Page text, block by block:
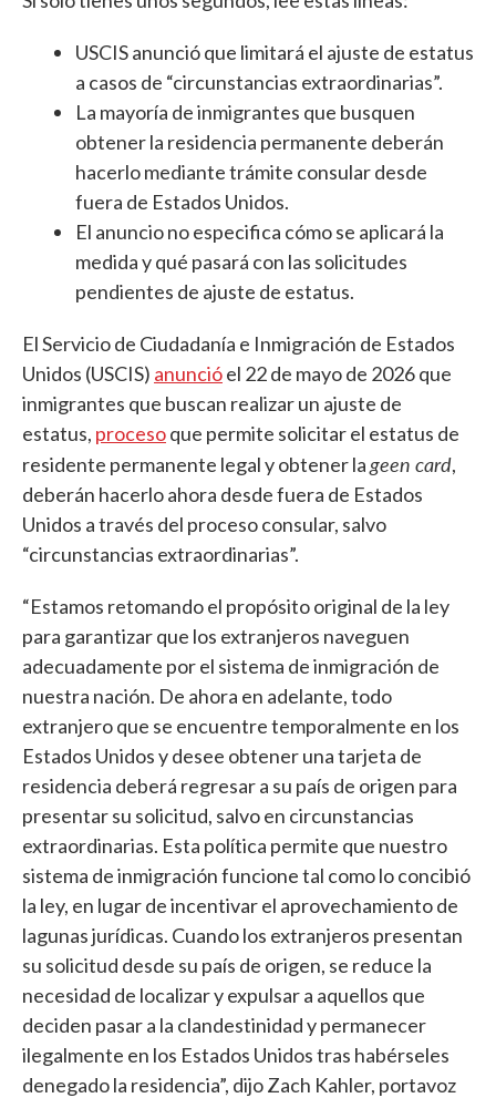
USCIS anunció que limitará el ajuste de estatus
a casos de “circunstancias extraordinarias”.
La mayoría de inmigrantes que busquen
obtener la residencia permanente deberán
hacerlo mediante trámite consular desde
fuera de Estados Unidos.
El anuncio no especifica cómo se aplicará la
medida y qué pasará con las solicitudes
pendientes de ajuste de estatus.
El Servicio de Ciudadanía e Inmigración de Estados
Unidos (USCIS) anuncióel 22 de mayo de 2026 que
inmigrantes que buscan realizar un ajuste de
estatus, procesoque permite solicitar el estatus de
residente permanente legal y obtener lageen card,
deberán hacerlo ahora desde fuera de Estados
Unidos a través del proceso consular, salvo
“circunstancias extraordinarias”.
“Estamos retomando el propósito original de la ley
para garantizar que los extranjeros naveguen
adecuadamente por el sistema de inmigración de
nuestra nación. De ahora en adelante, todo
extranjero que se encuentre temporalmente en los
Estados Unidos y desee obtener una tarjeta de
residencia deberá regresar a su país de origen para
presentar su solicitud, salvo en circunstancias
extraordinarias. Esta política permite que nuestro
sistema de inmigración funcione tal como lo concibió
la ley, en lugar de incentivar el aprovechamiento de
lagunas jurídicas. Cuando los extranjeros presentan
su solicitud desde su país de origen, se reduce la
necesidad de localizar y expulsar a aquellos que
deciden pasar a la clandestinidad y permanecer
ilegalmente en los Estados Unidos tras habérseles
denegado la residencia”, dijo Zach Kahler, portavoz